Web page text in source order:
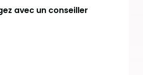
avec un conseiller